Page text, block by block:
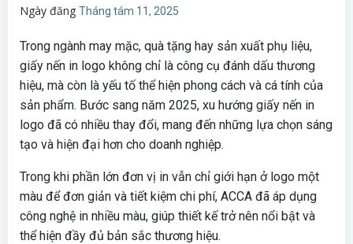
Ngày đăng Tháng tám 11, 2025
Trong ngành may mặc, quà tặng hay sản xuất phụ liệu,
giấy nến in logo không chỉ là công cụ đánh dấu thương
hiệu, mà còn là yếu tố thể hiện phong cách và cá tính của
sản phẩm. Bước sang năm 2025, xu hướng giấy nến in
logo đã có nhiều thay đổi, mang đến những lựa chọn sáng
tạo và hiện đại hơn cho doanh nghiệp.
Trong khi phần lớn đơn vị in vẫn chỉ giới hạn ở logo một
màu để đơn giản và tiết kiệm chi phí, ACCA đã áp dụng
công nghệ in nhiều màu, giúp thiết kế trở nên nổi bật và
thể hiện đầy đủ bản sắc thương hiệu.